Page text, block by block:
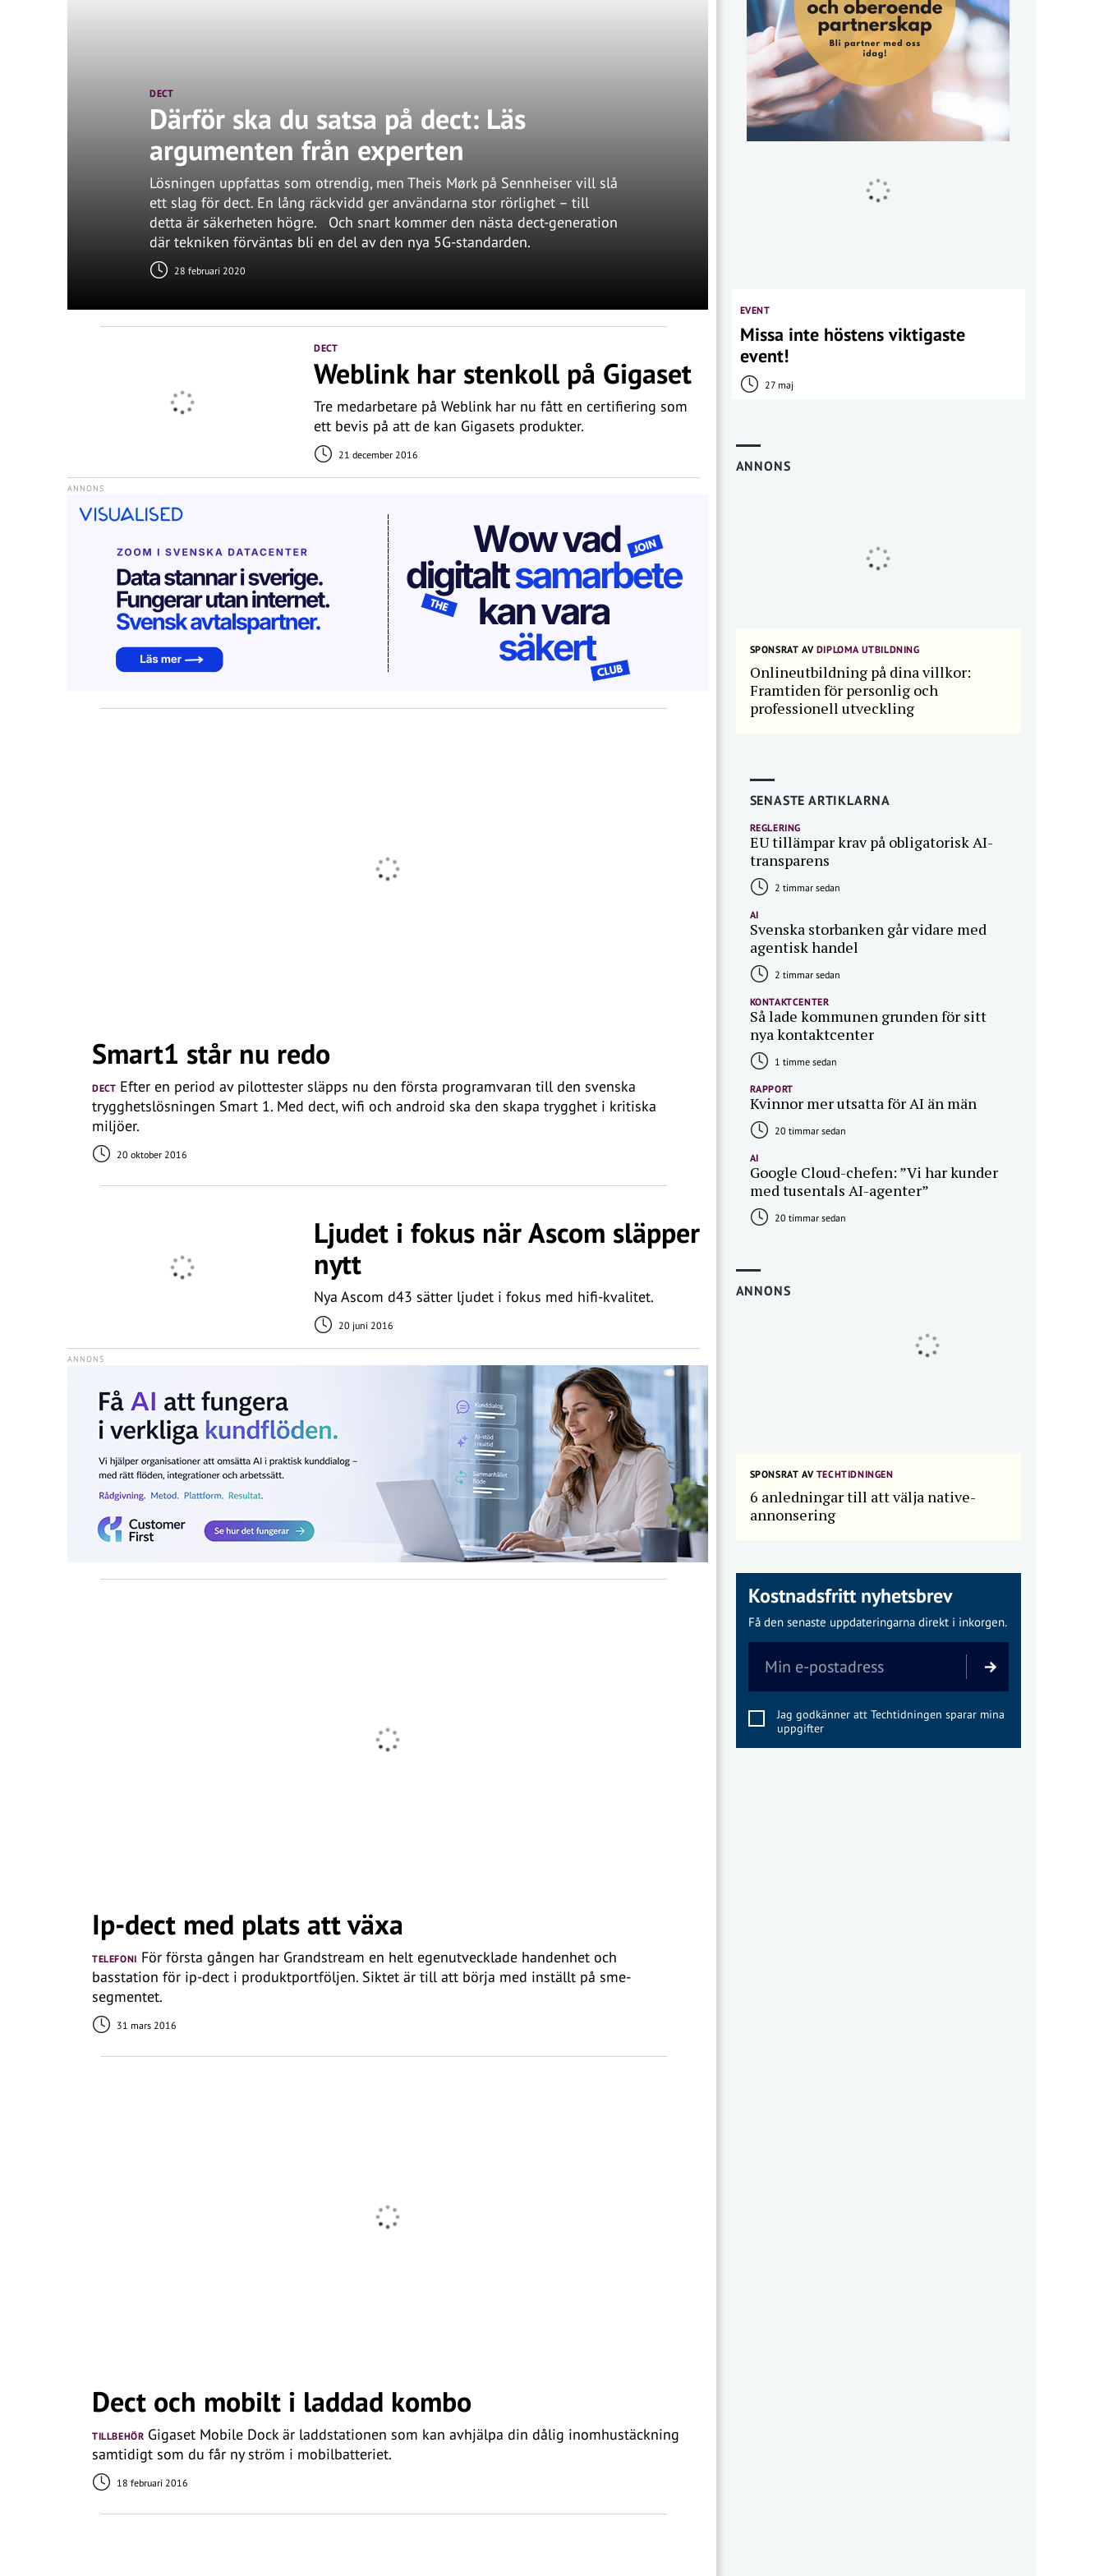
DECT
Därför ska du satsa på dect: Läs
argumenten från experten
Lösningen uppfattas som otrendig, men Theis Mørk på Sennheiser vill slå
ett slag för dect. En lång räckvidd ger användarna stor rörlighet – till
detta är säkerheten högre. Och snart kommer den nästa dect-generation
där tekniken förväntas bli en del av den nya 5G-standarden.
28 februari 2020
DECT
Weblink har stenkoll på Gigaset
Tre medarbetare på Weblink har nu fått en certifiering som
ett bevis på att de kan Gigasets produkter.
21 december 2016
Smart1 står nu redo
DECT Efter en period av pilottester släpps nu den första programvaran till den svenska
trygghetslösningen Smart 1. Med dect, wifi och android ska den skapa trygghet i kritiska
miljöer.
20 oktober 2016
Ljudet i fokus när Ascom släpper
nytt
Nya Ascom d43 sätter ljudet i fokus med hifi-kvalitet.
20 juni 2016
Ip-dect med plats att växa
TELEFONI För första gången har Grandstream en helt egenutvecklade handenhet och
basstation för ip-dect i produktportföljen. Siktet är till att börja med inställt på sme-
segmentet.
31 mars 2016
Dect och mobilt i laddad kombo
TILLBEHÖR Gigaset Mobile Dock är laddstationen som kan avhjälpa din dålig inomhustäckning
samtidigt som du får ny ström i mobilbatteriet.
18 februari 2016
EVENT
Missa inte höstens viktigaste
event!
27 maj
ANNONS
SPONSRAT AVDIPLOMA UTBILDNING
Onlineutbildning på dina villkor:
Framtiden för personlig och
professionell utveckling
SENASTE ARTIKLARNA
REGLERING
EU tillämpar krav på obligatorisk AI-
transparens
2 timmar sedan
AI
Svenska storbanken går vidare med
agentisk handel
2 timmar sedan
KONTAKTCENTER
Så lade kommunen grunden för sitt
nya kontaktcenter
1 timme sedan
RAPPORT
Kvinnor mer utsatta för AI än män
20 timmar sedan
AI
Google Cloud-chefen: ”Vi har kunder
med tusentals AI-agenter”
20 timmar sedan
ANNONS
SPONSRAT AVTECHTIDNINGEN
6 anledningar till att välja native-
annonsering
Kostnadsfritt nyhetsbrev
Få den senaste uppdateringarna direkt i inkorgen.
Jag godkänner att Techtidningen sparar mina
uppgifter